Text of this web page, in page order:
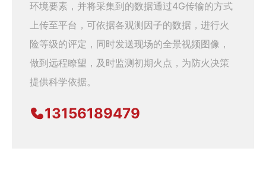
环境要素，并将采集到的数据通过4G传输的方式
上传至平台，可依据各观测因子的数据，进行火
险等级的评定，同时发送现场的全景视频图像，
做到远程瞭望，及时监测初期火点，为防火决策
提供科学依据。
13156189479